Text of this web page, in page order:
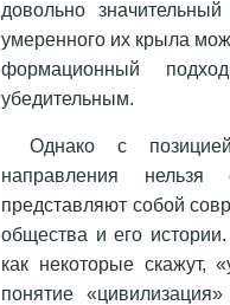
довольно
умеренного их крыла
формационный
убедительным.
Однако с
направления
представляют собой
общества и его
как некоторые скажут,
понятие